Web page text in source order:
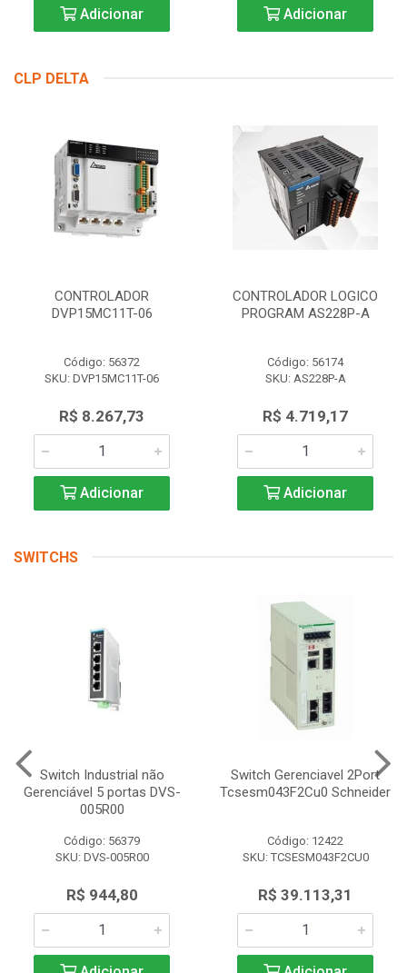
Adicionar Adicionar
CLP DELTA
CONTROLADOR
DVP15MC11T-06
Código: 56372
SKU: DVP15MC11T-06
R$ 8.267,73
Adicionar
CONTROLADOR LOGICO
PROGRAM AS228P-A
Código: 56174
SKU: AS228P-A
R$ 4.719,17
Adicionar
SWITCHS
Switch Industrial não
Gerenciável 5 portas DVS-
005R00
Código: 56379
SKU: DVS-005R00
R$ 944,80
Switch Gerenciavel 2Port
Tcsesm043F2Cu0 Schneider
Código: 12422
SKU: TCSESM043F2CU0
R$ 39.113,31